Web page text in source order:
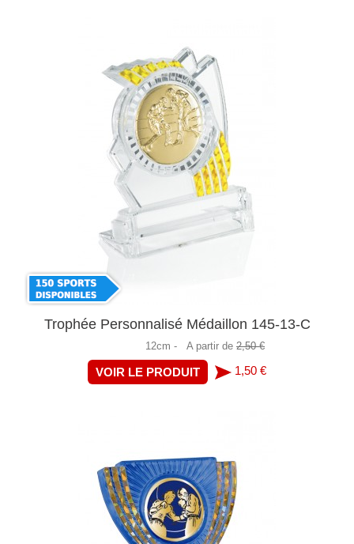
Trophée Personnalisé Médaillon 145-13-C
12cm - A partir de 2,50 €
VOIR LE PRODUIT 1,50 €